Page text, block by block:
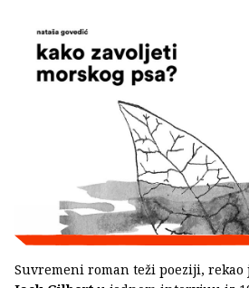
Suvremeni roman teži poeziji,